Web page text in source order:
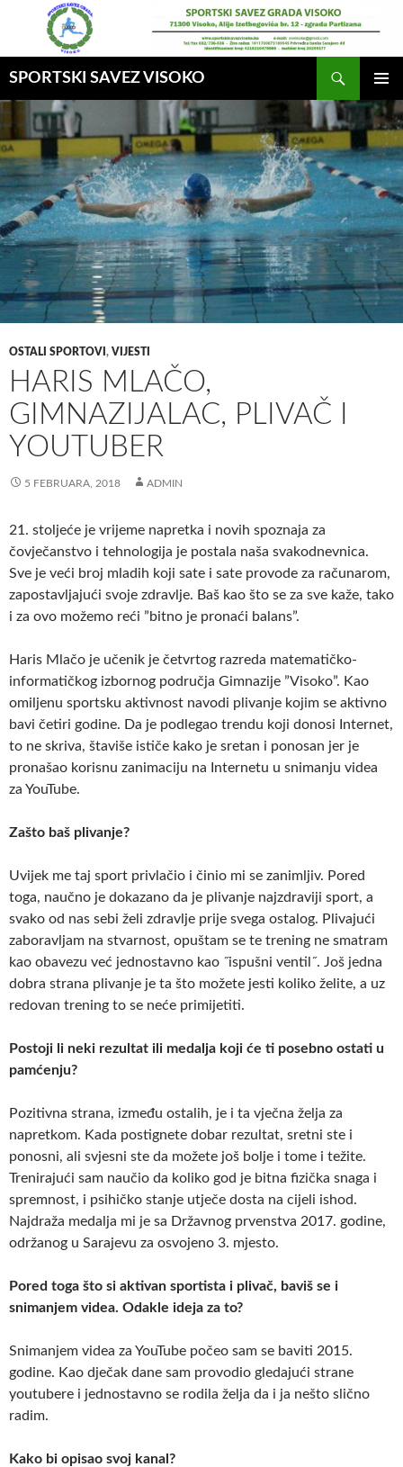
SPORTSKI SAVEZ VISOKO
GLAVNI
MENI
OSTALI SPORTOVI , VIJESTI
HARIS MLAČO,
GIMNAZIJALAC, PLIVAČ I
YOUTUBER
5 FEBRUARA, 2018 ADMIN
21. stoljeće je vrijeme napretka i novih spoznaja za
čovječanstvo i tehnologija je postala naša svakodnevnica.
Sve je veći broj mladih koji sate i sate provode za računarom,
zapostavljajući svoje zdravlje. Baš kao što se za sve kaže, tako
i za ovo možemo reći ”bitno je pronaći balans”.
Haris Mlačo je učenik je četvrtog razreda matematičko-
informatičkog izbornog područja Gimnazije ”Visoko”. Kao
omiljenu sportsku aktivnost navodi plivanje kojim se aktivno
bavi četiri godine. Da je podlegao trendu koji donosi Internet,
to ne skriva, štaviše ističe kako je sretan i ponosan jer je
pronašao korisnu zanimaciju na Internetu u snimanju videa
za YouTube.
Zašto baš plivanje?
Uvijek me taj sport privlačio i činio mi se zanimljiv. Pored
toga, naučno je dokazano da je plivanje najzdraviji sport, a
svako od nas sebi želi zdravlje prije svega ostalog. Plivajući
zaboravljam na stvarnost, opuštam se te trening ne smatram
kao obavezu već jednostavno kao ˝ispušni ventil˝. Još jedna
dobra strana plivanje je ta što možete jesti koliko želite, a uz
redovan trening to se neće primijetiti.
Postoji li neki rezultat ili medalja koji će ti posebno ostati u
pamćenju?
Pozitivna strana, između ostalih, je i ta vječna želja za
napretkom. Kada postignete dobar rezultat, sretni ste i
ponosni, ali svjesni ste da možete još bolje i tome i težite.
Trenirajući sam naučio da koliko god je bitna fizička snaga i
spremnost, i psihičko stanje utječe dosta na cijeli ishod.
Najdraža medalja mi je sa Državnog prvenstva 2017. godine,
održanog u Sarajevu za osvojeno 3. mjesto.
Pored toga što si aktivan sportista i plivač, baviš se i
snimanjem videa. Odakle ideja za to?
Snimanjem videa za YouTube počeo sam se baviti 2015.
godine. Kao dječak dane sam provodio gledajući strane
youtubere i jednostavno se rodila želja da i ja nešto slično
radim.
Kako bi opisao svoj kanal?